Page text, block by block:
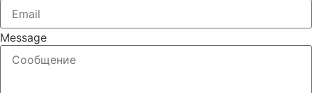
Message